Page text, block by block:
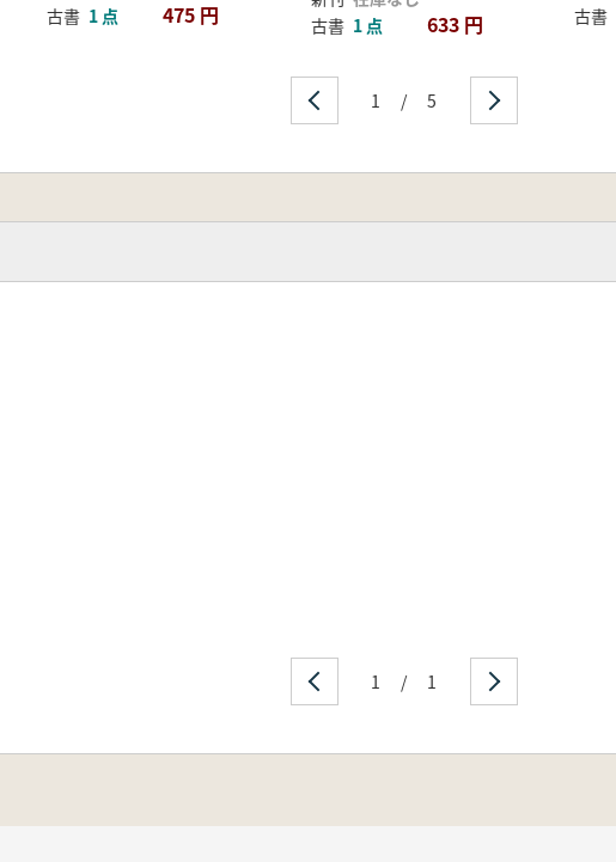
古書 1 点 475 円
古書 1 点 633 円
古書
1 / 5
1 / 1